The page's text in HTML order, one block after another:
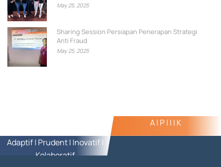
May 25, 2025
Sharing Session Persiapan Penerapan Strategi
Anti Fraud
May 25, 2025
A | P | I | K
Adaptif | Prudent | Inovatif |
Kolaboratif